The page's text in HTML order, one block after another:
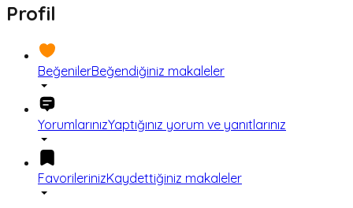
Profil
BeğenilerBeğendiğiniz makaleler
YorumlarınızYaptığınız yorum ve yanıtlarınız
FavorilerinizKaydettiğiniz makaleler